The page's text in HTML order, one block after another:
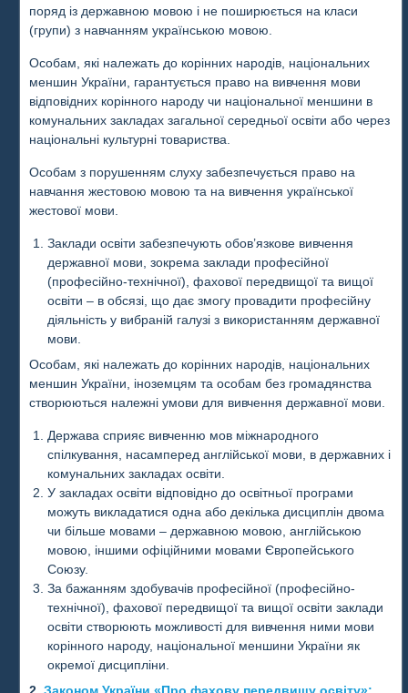
поряд із державною мовою і не поширюється на класи
(групи) з навчанням українською мовою.
Особам, які належать до корінних народів, національних
меншин України, гарантується право на вивчення мови
відповідних корінного народу чи національної меншини в
комунальних закладах загальної середньої освіти або через
національні культурні товариства.
Особам з порушенням слуху забезпечується право на
навчання жестовою мовою та на вивчення української
жестової мови.
Заклади освіти забезпечують обов’язкове вивчення
державної мови, зокрема заклади професійної
(професійно-технічної), фахової передвищої та вищої
освіти – в обсязі, що дає змогу провадити професійну
діяльність у вибраній галузі з використанням державної
мови.
Особам, які належать до корінних народів, національних
меншин України, іноземцям та особам без громадянства
створюються належні умови для вивчення державної мови.
Держава сприяє вивченню мов міжнародного
спілкування, насамперед англійської мови, в державних і
комунальних закладах освіти.
У закладах освіти відповідно до освітньої програми
можуть викладатися одна або декілька дисциплін двома
чи більше мовами – державною мовою, англійською
мовою, іншими офіційними мовами Європейського
Союзу.
За бажанням здобувачів професійної (професійно-
технічної), фахової передвищої та вищої освіти заклади
освіти створюють можливості для вивчення ними мови
корінного народу, національної меншини України як
окремої дисципліни.